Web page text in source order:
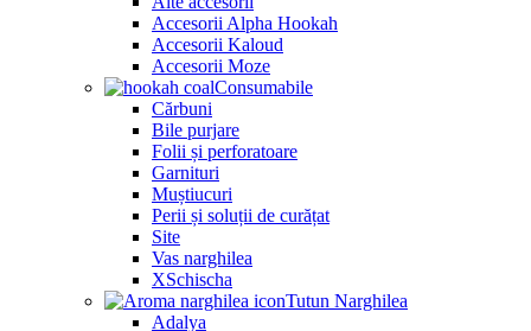
Accesorii Alpha Hookah
Accesorii Kaloud
Accesorii Moze
Consumabile
Cărbuni
Bile purjare
Folii și perforatoare
Garnituri
Muștiucuri
Perii și soluții de curățat
Site
Vas narghilea
XSchischa
Tutun Narghilea
Adalya